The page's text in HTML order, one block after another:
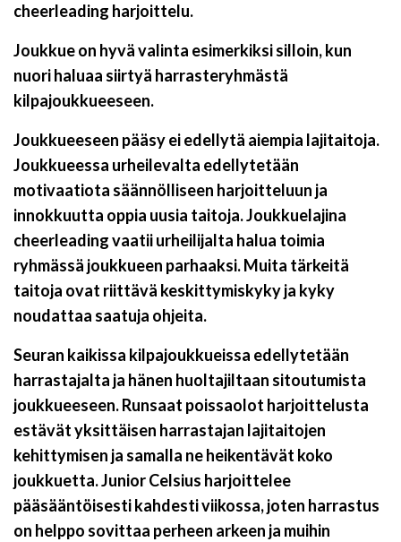
cheerleading harjoittelu.
Joukkue on hyvä valinta esimerkiksi silloin, kun
nuori haluaa siirtyä harrasteryhmästä
kilpajoukkueeseen.
Joukkueeseen pääsy ei edellytä aiempia lajitaitoja.
Joukkueessa urheilevalta edellytetään
motivaatiota säännölliseen harjoitteluun ja
innokkuutta oppia uusia taitoja. Joukkuelajina
cheerleading vaatii urheilijalta halua toimia
ryhmässä joukkueen parhaaksi. Muita tärkeitä
taitoja ovat riittävä keskittymiskyky ja kyky
noudattaa saatuja ohjeita.
Seuran kaikissa kilpajoukkueissa edellytetään
harrastajalta ja hänen huoltajiltaan sitoutumista
joukkueeseen. Runsaat poissaolot harjoittelusta
estävät yksittäisen harrastajan lajitaitojen
kehittymisen ja samalla ne heikentävät koko
joukkuetta.Junior Celsius harjoittelee
pääsääntöisesti kahdesti viikossa, joten harrastus
on helppo sovittaa perheen arkeen ja muihin